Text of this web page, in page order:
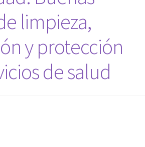
limpieza,
y protección
de salud